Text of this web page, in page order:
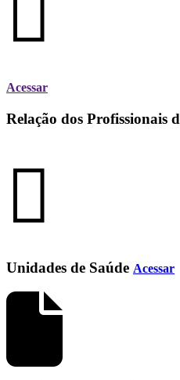
Acessar
Relação dos Profissionais
Unidades de Saúde Acessar